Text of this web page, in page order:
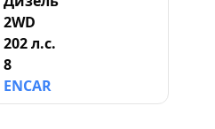
2WD
202 л.с.
8
ENCAR